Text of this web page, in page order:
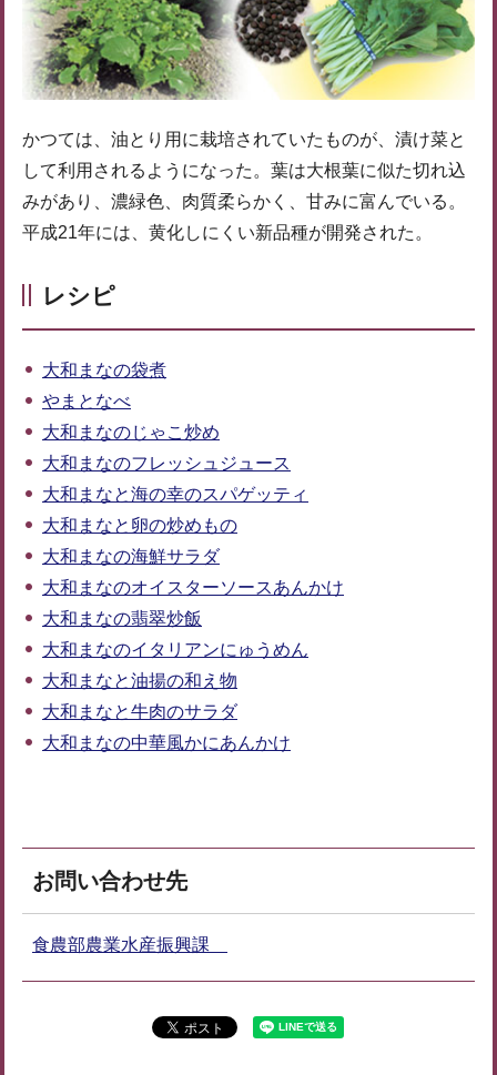
かつては、油とり用に栽培されていたものが、漬け菜と
して利用されるようになった。葉は大根葉に似た切れ込
みがあり、濃緑色、肉質柔らかく、甘みに富んでいる。
平成21年には、黄化しにくい新品種が開発された。
レシピ
大和まなの袋煮
やまとなべ
大和まなのじゃこ炒め
大和まなのフレッシュジュース
大和まなと海の幸のスパゲッティ
大和まなと卵の炒めもの
大和まなの海鮮サラダ
大和まなのオイスターソースあんかけ
大和まなの翡翠炒飯
大和まなのイタリアンにゅうめん
大和まなと油揚の和え物
大和まなと牛肉のサラダ
大和まなの中華風かにあんかけ
お問い合わせ先
食農部農業水産振興課